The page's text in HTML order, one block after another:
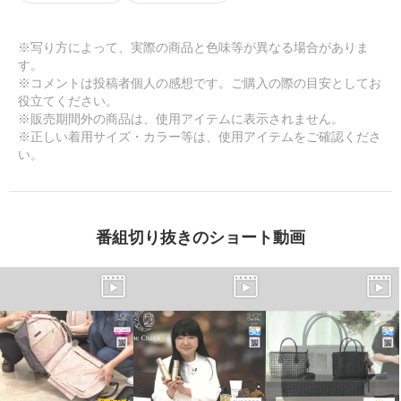
※写り方によって、実際の商品と色味等が異なる場合がありま
す。
※コメントは投稿者個人の感想です。ご購入の際の目安としてお
役立てください。
※販売期間外の商品は、使用アイテムに表示されません。
※正しい着用サイズ・カラー等は、使用アイテムをご確認くださ
い。
番組切り抜きのショート動画